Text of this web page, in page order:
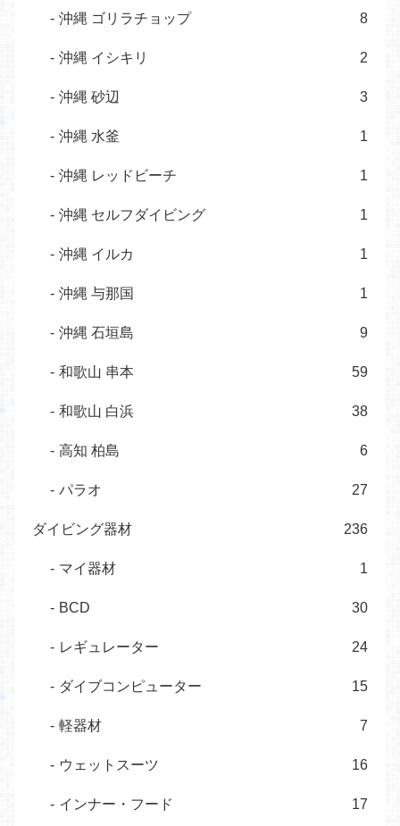
沖縄 ゴリラチョップ 8
沖縄 イシキリ 2
沖縄 砂辺 3
沖縄 水釜 1
沖縄 レッドビーチ 1
沖縄 セルフダイビング 1
沖縄 イルカ 1
沖縄 与那国 1
沖縄 石垣島 9
和歌山 串本 59
和歌山 白浜 38
高知 柏島 6
パラオ 27
ダイビング器材 236
マイ器材 1
BCD 30
レギュレーター 24
ダイブコンピューター 15
軽器材 7
ウェットスーツ 16
インナー・フード 17